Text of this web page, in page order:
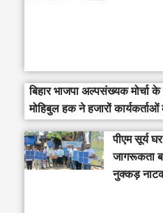
बिहार भाजपा अल्पसंख्यक मोर्चा
मोहिबुल हक ने हजारों
पीएम सूर्य
जागरूकता
नुक्कड़ नाटक